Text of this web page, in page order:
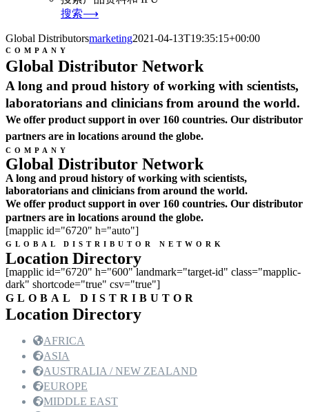
搜索⟶
Global Distributorsmarketing2021-04-13T19:35:15+00:00
COMPANY
Global Distributor Network
A long and proud history of working with scientists,
laboratorians and clinicians from around the world.
We offer product support in over 160 countries. Our distributor
partners are in locations around the globe.
COMPANY
Global Distributor Network
A long and proud history of working with scientists,
laboratorians and clinicians from around the world.
We offer product support in over 160 countries. Our distributor
partners are in locations around the globe.
[mapplic id="6720" h="auto"]
GLOBAL DISTRIBUTOR NETWORK
Location Directory
[mapplic id="6720" h="600" landmark="target-id" class="mapplic-
dark" shortcode="true" csv="true"]
GLOBAL DISTRIBUTOR
Location Directory
AFRICA
ASIA
AUSTRALIA / NEW ZEALAND
EUROPE
MIDDLE EAST